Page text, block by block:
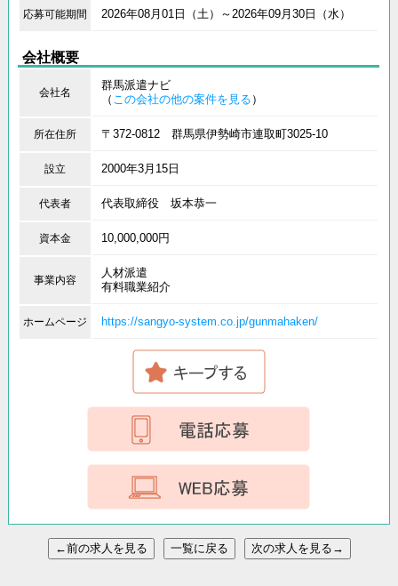
応募可能期間 2026年08月01日（土）～2026年09月30日（水）
会社概要
会社名
群馬派遣ナビ
（ この会社の他の案件を見る ）
所在住所 〒372-0812 群馬県伊勢崎市連取町3025-10
設立 2000年3月15日
代表者 代表取締役 坂本恭一
資本金 10,000,000円
事業内容
人材派遣
有料職業紹介
ホームページ https://sangyo-system.co.jp/gunmahaken/
←前の求人を見る 一覧に戻る 次の求人を見る→